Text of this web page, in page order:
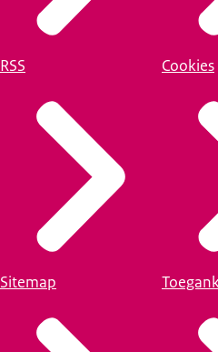
RSS
Sitemap
Cookies